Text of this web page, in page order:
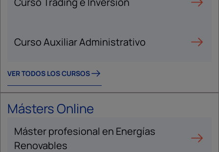
Curso Auxiliar Administrativo
VER TODOS LOS CURSOS
Másters Online
Máster profesional en Energías
Renovables